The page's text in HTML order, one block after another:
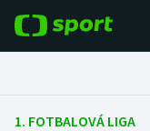
Fotbal
1. FOTBALOVÁ LIGA